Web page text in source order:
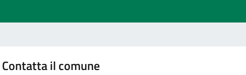
Contatta il comune